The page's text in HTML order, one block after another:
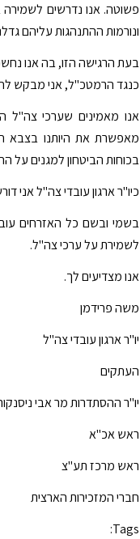
פשוטה. אנו נדרשים
ונורמות ההתנהגות עליהם
בעת הרגישה הזו, בה אנו
כנגד הרמטכ"ל, אני מבקש
אנו מאמינים שערכי צה"ל
מאפשרת את היותנו בצבא
בכוחות הביטחון למגנים על
כיו"ר ארגון עובדי צה"ל אני
בשמי ובשם כל האזרחים
לשמירת על ערכי צה"ל.
אנו מצדיעים לך.
משה פרידמן
יו"ר ארגון עובדי צה"ל
העתקים
יו"ר ההסתדרות מר אבי
ראש אכ"א
ראש מרכז תע"צ
חברי המזכירות הארצית
Tags: